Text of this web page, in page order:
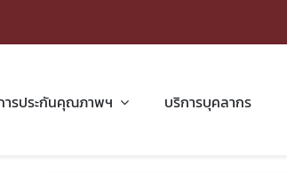
ารประกันคุณภาพฯ บริการบุคลากร